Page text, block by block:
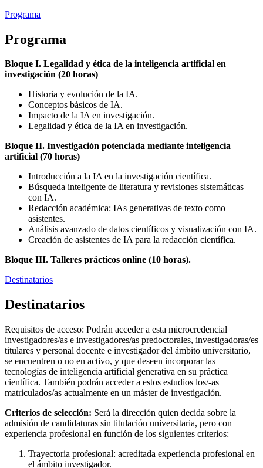
Programa
Programa
Bloque I. Legalidad y ética de la inteligencia artificial en
investigación (20 horas)
Historia y evolución de la IA.
Conceptos básicos de IA.
Impacto de la IA en investigación.
Legalidad y ética de la IA en investigación.
Bloque II. Investigación potenciada mediante inteligencia
artificial (70 horas)
Introducción a la IA en la investigación científica.
Búsqueda inteligente de literatura y revisiones sistemáticas
con IA.
Redacción académica: IAs generativas de texto como
asistentes.
Análisis avanzado de datos científicos y visualización con IA.
Creación de asistentes de IA para la redacción científica.
Bloque III. Talleres prácticos online (10 horas).
Destinatarios
Destinatarios
Requisitos de acceso: Podrán acceder a esta microcredencial
investigadores/as e investigadores/as predoctorales, investigadoras/es
titulares y personal docente e investigador del ámbito universitario,
se encuentren o no en activo, y que deseen incorporar las
tecnologías de inteligencia artificial generativa en su práctica
científica. También podrán acceder a estos estudios los/-as
matriculados/as actualmente en un máster de investigación.
Criterios de selección: Será la dirección quien decida sobre la
admisión de candidaturas sin titulación universitaria, pero con
experiencia profesional en función de los siguientes criterios:
Trayectoria profesional: acreditada experiencia profesional en
el ámbito investigador.